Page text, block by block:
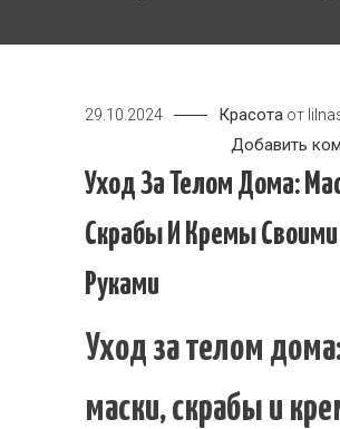
29.10.2024 Красота от
Добавить
Уход За Телом Дома:
Скрабы И Кремы Своими
Руками
Уход за телом
маски, скрабы и